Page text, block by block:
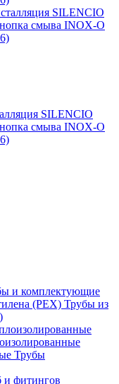
SILENCIO
смыва INOX-O
и комплектующие
Трубы из
Трубы